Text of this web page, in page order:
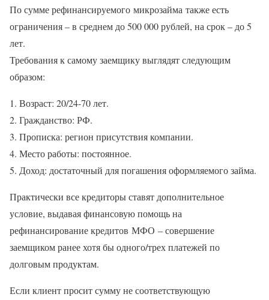
По сумме рефинансируемого микрозайма также есть
ограничения – в среднем до 500 000 рублей, на срок – до 5
лет.
Требования к самому заемщику выглядят следующим
образом:
Возраст: 20/24-70 лет.
Гражданство: РФ.
Прописка: регион присутствия компании.
Место работы: постоянное.
Доход: достаточный для погашения оформляемого займа.
Практически все кредиторы ставят дополнительное
условие, выдавая финансовую помощь на
рефинансирование кредитов МФО – совершение
заемщиком ранее хотя бы одного/трех платежей по
долговым продуктам.
Если клиент просит сумму не соответствующую